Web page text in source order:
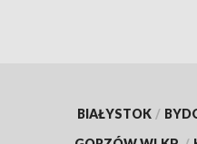
BIAŁYSTOK /